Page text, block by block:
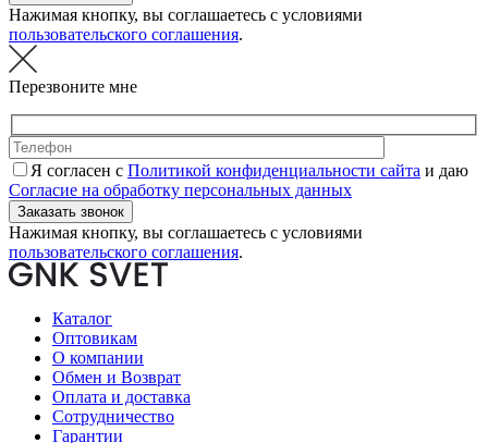
Нажимая кнопку, вы соглашаетесь с условиями
пользовательского соглашения.
Перезвоните мне
Я согласен с Политикой конфиденциальности сайта и даю
Согласие на обработку персональных данных
Нажимая кнопку, вы соглашаетесь с условиями
пользовательского соглашения.
Каталог
Оптовикам
О компании
Обмен и Возврат
Оплата и доставка
Сотрудничество
Гарантии